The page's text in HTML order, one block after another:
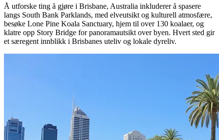
Å utforske ting å gjøre i Brisbane, Australia inkluderer å spasere
langs South Bank Parklands, med elveutsikt og kulturell atmosfære,
besøke Lone Pine Koala Sanctuary, hjem til over 130 koalaer, og
klatre opp Story Bridge for panoramautsikt over byen. Hvert sted gir
et særegent innblikk i Brisbanes uteliv og lokale dyreliv.